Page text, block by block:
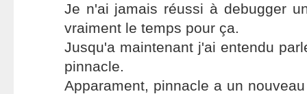
Je n'ai jamais réussi à debugger
vraiment le temps pour ça.
Jusqu'a maintenant j'ai entendu
pinnacle.
Apparament, pinnacle a un